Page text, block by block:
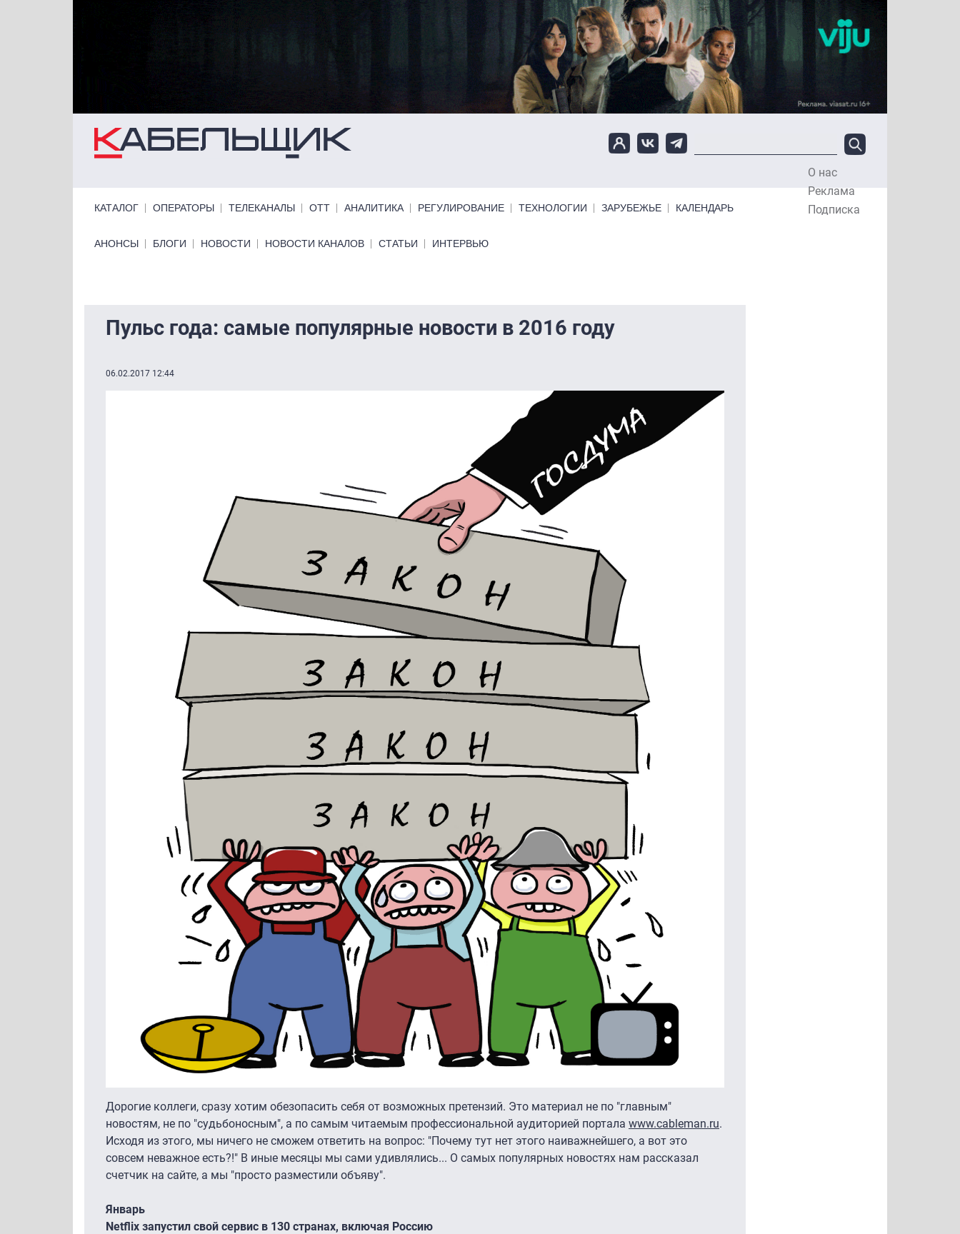
Перейти к основному содержанию
О нас
Реклама
Подписка
КАТАЛОГ ОПЕРАТОРЫ ТЕЛЕКАНАЛЫ ОТТ АНАЛИТИКА РЕГУЛИРОВАНИЕ ТЕХНОЛОГИИ ЗАРУБЕЖЬЕ КАЛЕНДАРЬ
Primary links bottom
АНОНСЫ БЛОГИ НОВОСТИ НОВОСТИ КАНАЛОВ СТАТЬИ ИНТЕРВЬЮ
Пульс года: самые популярные новости в 2016 году
06.02.2017 12:44
Дорогие коллеги, сразу хотим обезопасить себя от возможных претензий. Это материал не по "главным"
новостям, не по "судьбоносным", а по самым читаемым профессиональной аудиторией портала www.cableman.ru.
Исходя из этого, мы ничего не сможем ответить на вопрос: "Почему тут нет этого наиважнейшего, а вот это
совсем неважное есть?!" В иные месяцы мы сами удивлялись... О самых популярных новостях нам рассказал
счетчик на сайте, а мы "просто разместили объяву".
Январь
Netflix запустил свой сервис в 130 странах, включая Россию